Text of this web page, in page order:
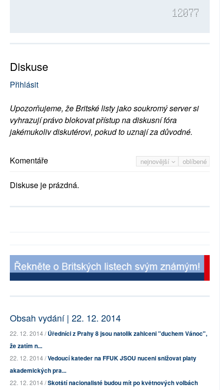
12077
Diskuse
Přihlásit
Upozorňujeme, že Britské listy jako soukromý server si
vyhrazují právo blokovat přístup na diskusní fóra
jakémukoliv diskutérovi, pokud to uznají za důvodné.
nejnovější oblíbené
Komentáře
Diskuse je prázdná.
Obsah vydání | 22. 12. 2014
22. 12. 2014 /Úředníci z Prahy 8 jsou natolik zahlceni "duchem Vánoc",
že zatím n...
22. 12. 2014 /Vedoucí kateder na FFUK JSOU nuceni snižovat platy
akademických pra...
22. 12. 2014 /Skotští nacionalisté budou mít po květnových volbách